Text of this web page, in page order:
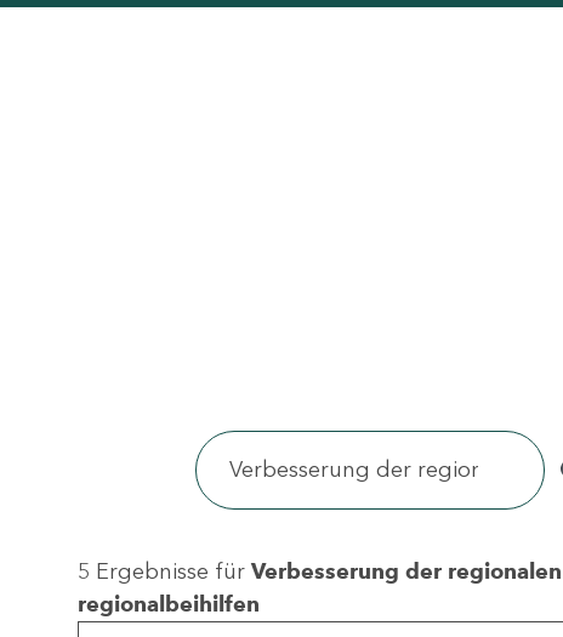
5 Ergebnisse für Verbesserung der
regionalbeihilfen